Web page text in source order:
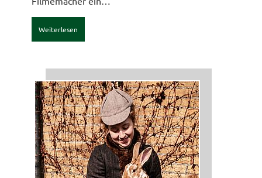
Weiterlesen